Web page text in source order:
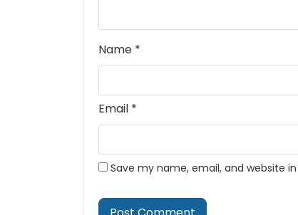
Name *
Email *
Save my name, email, and website